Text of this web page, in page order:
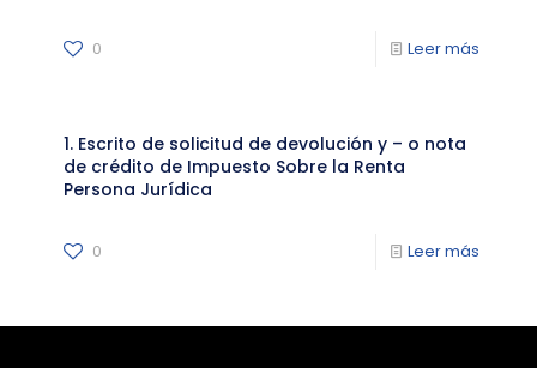
0 Leer más
1. Escrito de solicitud de devolución y – o nota
de crédito de Impuesto Sobre la Renta
Persona Jurídica
0 Leer más